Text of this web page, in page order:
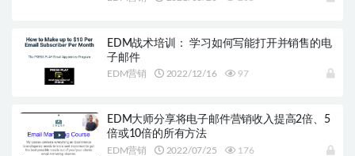
EDM战术培训： 学习如何写能打开并销售的电
子邮件
EDM营销 2022/12/16 97
EDM大师分享将电子邮件营销收入提高2倍、5
倍或10倍的所有方法
EDM营销 2022/07/25 176